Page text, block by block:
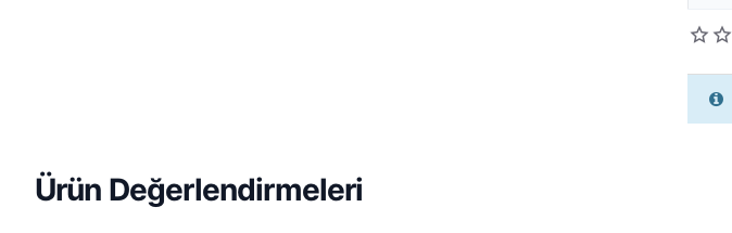
Ürün Değerlendirmeleri